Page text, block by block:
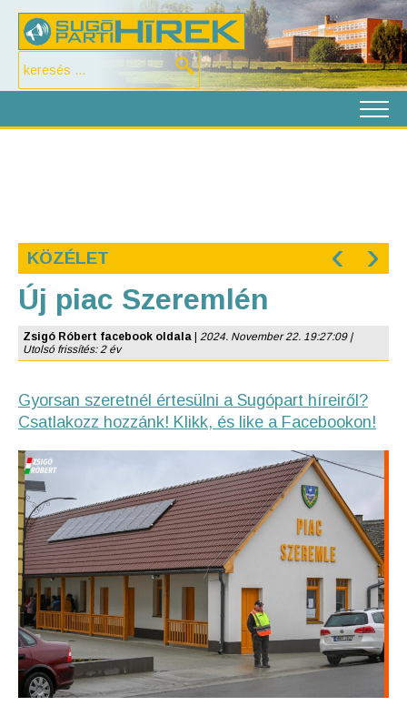
KÖZÉLET ‹ ›
Új piac Szeremlén
Zsigó Róbert facebook oldala
2024. November 22. 19:27:09 |
Utolsó frissítés: 2 év
Gyorsan szeretnél értesülni a Sugópart híreiről?
Csatlakozz hozzánk! Klikk, és like a Facebookon!